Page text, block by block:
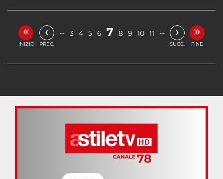
«
INIZIO
‹
PREC.
… 3 4 5 6 7 8 9 10 11 … ›
SUCC.
»
FINE